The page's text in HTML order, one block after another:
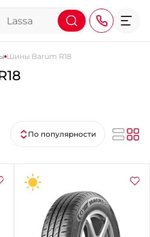
+38 (095) 276-44-44
+38 (067) 911-14-14
- на Щепкина
+38 (098) 911-911-0
- на Тополе
+38 (098) 911-911-4
Шины Barum R18
По популярности